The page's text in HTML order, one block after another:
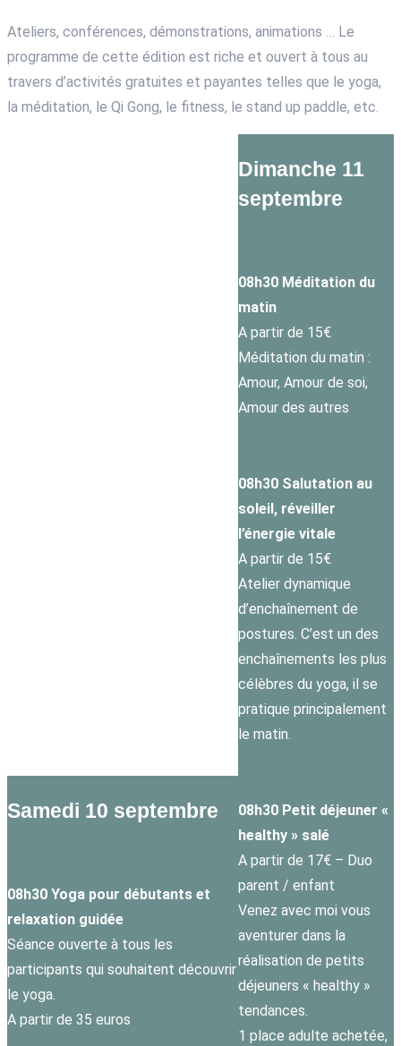
Ateliers, conférences, démonstrations, animations … Le
programme de cette édition est riche et ouvert à tous au
travers d’activités gratuites et payantes telles que le yoga,
la méditation, le Qi Gong, le fitness, le stand up paddle, etc.
Samedi 10 septembre
08h30 Yoga pour débutants et
relaxation guidée
Séance ouverte à tous les
participants qui souhaitent découvrir
le yoga.
A partir de 35 euros
Dimanche 11
septembre
08h30 Méditation du
matin
A partir de 15€
Méditation du matin :
Amour, Amour de soi,
Amour des autres
08h30 Salutation au
soleil, réveiller
l’énergie vitale
A partir de 15€
Atelier dynamique
d’enchaînement de
postures. C’est un des
enchaînements les plus
célèbres du yoga, il se
pratique principalement
le matin.
08h30 Petit déjeuner «
healthy » salé
A partir de 17€ – Duo
parent / enfant
Venez avec moi vous
aventurer dans la
réalisation de petits
déjeuners « healthy »
tendances.
1 place adulte achetée,